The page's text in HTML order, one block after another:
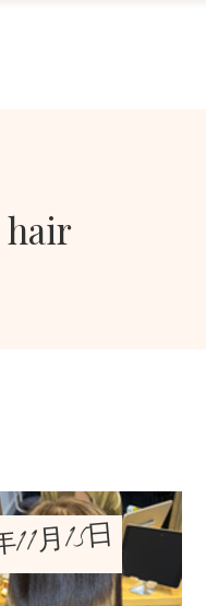
hair
月15日